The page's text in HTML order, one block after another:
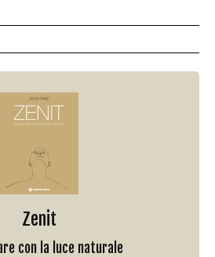
Zenit
con la luce naturale